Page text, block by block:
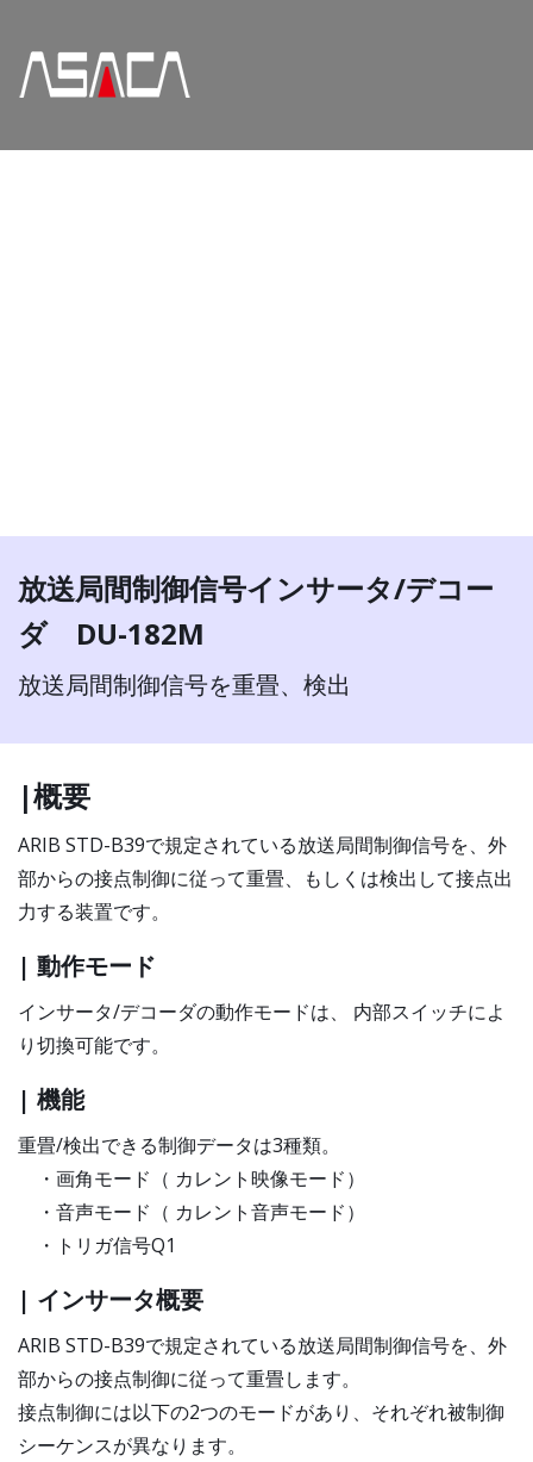
放送局間制御信号インサータ/デコー
ダ DU-182M
放送局間制御信号を重畳、検出
|概要
ARIB STD-B39で規定されている放送局間制御信号を、外
部からの接点制御に従って重畳、もしくは検出して接点出
力する装置です。
| 動作モード
インサータ/デコーダの動作モードは、 内部スイッチによ
り切換可能です。
| 機能
重畳/検出できる制御データは3種類。
・画角モード（ カレント映像モード）
・音声モード（ カレント音声モード）
・トリガ信号Q1
| インサータ概要
ARIB STD-B39で規定されている放送局間制御信号を、外
部からの接点制御に従って重畳します。
接点制御には以下の2つのモードがあり、それぞれ被制御
シーケンスが異なります。